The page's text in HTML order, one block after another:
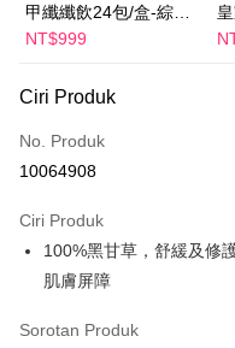
Plus PAY
Deskripsi
1. Dengan memilih AFTEE
pengesahan AFTEE akan
3. Tiada bayaran diperlukan
4. Setelah pesanan disahkan,
manakala ahli aplikasi akan
5. Tiada bayaran diperlukan
Pemindahan ATM
全家付款取貨
NT$100/pesanan |
甲纖纖飲24包/盒-綜合
口味(效期2027-01-22)
NT$999
Ciri Produk
No. Produk
10064908
Ciri Produk
100%黑甘草，舒緩及修
肌膚屏障
Sorotan Produk